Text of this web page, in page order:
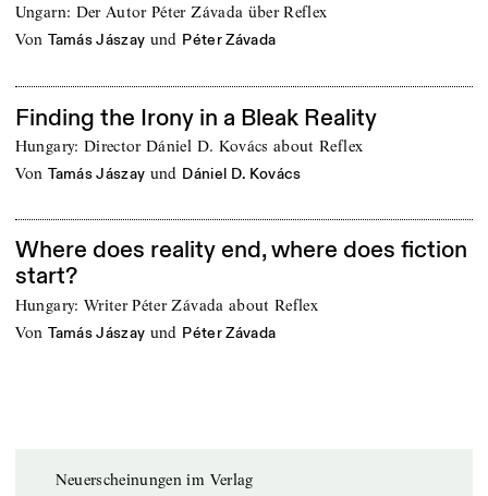
Ungarn: Der Autor Péter Závada über Reflex
von Tamás Jászay und Péter Závada
Finding the Irony in a Bleak Reality
Hungary: Director Dániel D. Kovács about Reflex
von Tamás Jászay und Dániel D. Kovács
Where does reality end, where does fiction
start?
Hungary: Writer Péter Závada about Reflex
von Tamás Jászay und Péter Závada
Neuerscheinungen im Verlag